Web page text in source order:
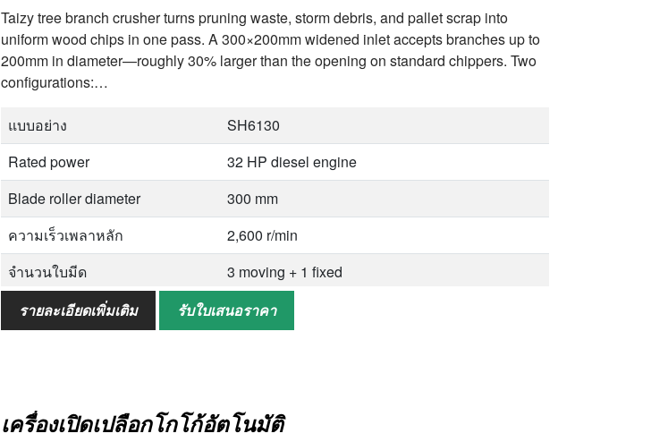
Taizy tree branch crusher turns pruning waste, storm debris, and pallet scrap into
uniform wood chips in one pass. A 300×200mm widened inlet accepts branches up to
200mm in diameter—roughly 30% larger than the opening on standard chippers. Two
configurations:…
แบบอย่าง
SH6130
Rated power
32 HP diesel engine
Blade roller diameter
300 mm
ความเร็วเพลาหลัก
2,600 r/min
จำนวนใบมีด
3 moving + 1 fixed
Feed inlet size
300 × 200 mm
น้ำหนัก
800 kg
รายละเอียดเพิ่มเติม รับใบเสนอราคา
เครื่องเปิดเปลือกโกโก้อัตโนมัติ